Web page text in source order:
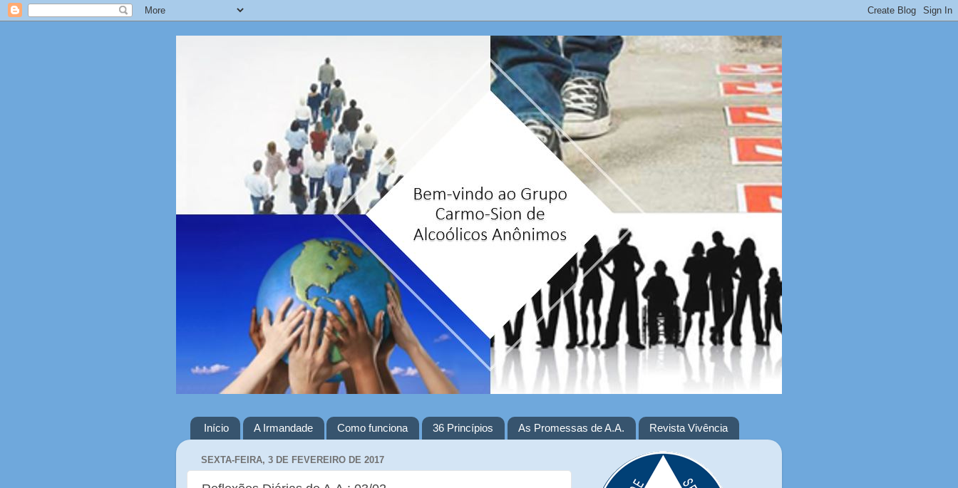
Início A Irmandade Como funciona 36 Princípios As Promessas de A.A. Revista Vivência
SEXTA-FEIRA, 3 DE FEVEREIRO DE 2017